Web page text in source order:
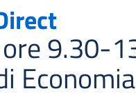
9.30-
Economia